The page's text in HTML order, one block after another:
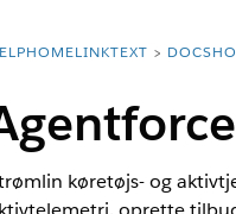
køretøjs- og